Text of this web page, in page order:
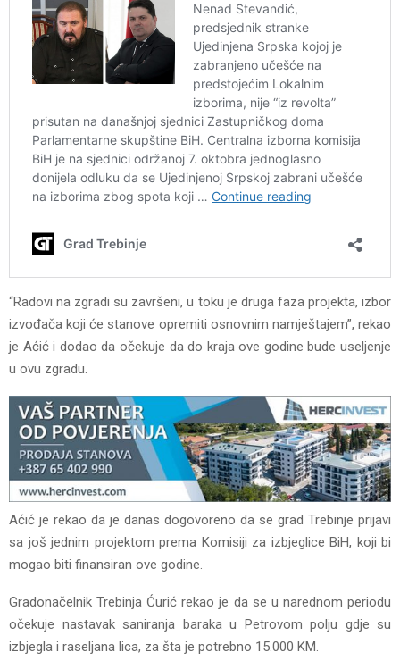
“Radovi na zgradi su završeni, u toku je druga faza projekta, izbor
izvođača koji će stanove opremiti osnovnim namještajem”, rekao
je Aćić i dodao da očekuje da do kraja ove godine bude useljenje
u ovu zgradu.
Aćić je rekao da je danas dogovoreno da se grad Trebinje prijavi
sa još jednim projektom prema Komisiji za izbjeglice BiH, koji bi
mogao biti finansiran ove godine.
Gradonačelnik Trebinja Ćurić rekao je da se u narednom periodu
očekuje nastavak saniranja baraka u Petrovom polju gdje su
izbjegla i raseljana lica, za šta je potrebno 15.000 KM.